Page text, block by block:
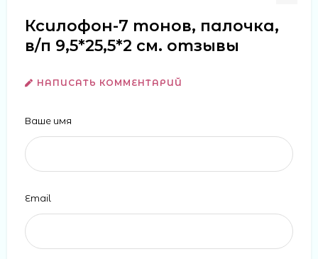
Ксилофон-7 тонов, палочка,
в/п 9,5*25,5*2 см. отзывы
НАПИСАТЬ КОММЕНТАРИЙ
Ваше имя
Email